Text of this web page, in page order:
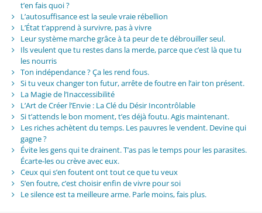
t’en fais quoi ?
L’autosuffisance est la seule vraie rébellion
L’État t’apprend à survivre, pas à vivre
Leur système marche grâce à ta peur de te débrouiller seul.
Ils veulent que tu restes dans la merde, parce que c’est là que tu
les nourris
Ton indépendance ? Ça les rend fous.
Si tu veux changer ton futur, arrête de foutre en l’air ton présent.
La Magie de l’Inaccessibilité
L’Art de Créer l’Envie : La Clé du Désir Incontrôlable
Si t’attends le bon moment, t’es déjà foutu. Agis maintenant.
Les riches achètent du temps. Les pauvres le vendent. Devine qui
gagne ?
Évite les gens qui te drainent. T’as pas le temps pour les parasites.
Écarte-les ou crève avec eux.
Ceux qui s’en foutent ont tout ce que tu veux
S’en foutre, c’est choisir enfin de vivre pour soi
Le silence est ta meilleure arme. Parle moins, fais plus.